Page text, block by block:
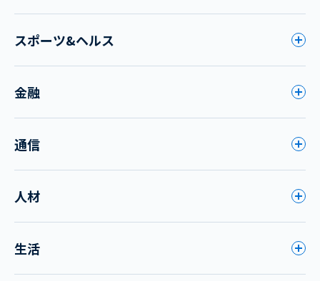
スポーツ&ヘルス
金融
通信
人材
生活